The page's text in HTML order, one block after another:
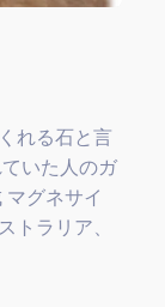
れる石と言
いた人のガ
グネサイ
ラリア、